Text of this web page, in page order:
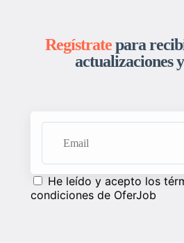
Regístratepara
actualizaciones
He leído y acepto los
condiciones de OferJob